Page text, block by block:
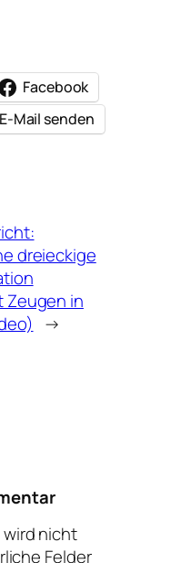
Facebook
Mail senden
dreieckige
Zeugen in
→
wird nicht
Felder